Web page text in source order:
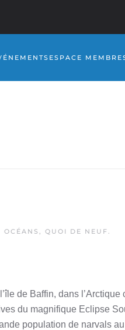
ESPACE
OCÉANS , QUOI DE NEUF.
de Baffin, dans l’Arctique
du magnifique Eclipse
population de narvals